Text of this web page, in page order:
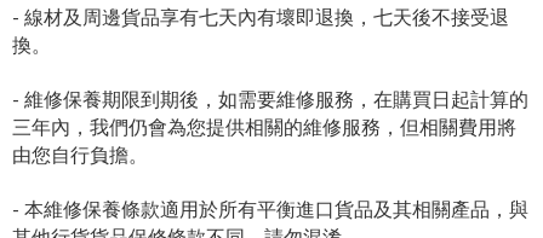
- 線材及周邊貨品享有七天內有壞即退換，七天後不接受退
換。
- 維修保養期限到期後，如需要維修服務，在購買日起計算的
三年內，我們仍會為您提供相關的維修服務，但相關費用將
由您自行負擔。
- 本維修保養條款適用於所有平衡進口貨品及其相關產品，與